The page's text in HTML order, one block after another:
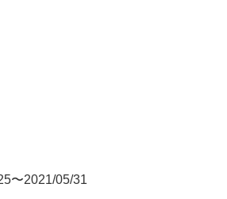
〜2021/05/31